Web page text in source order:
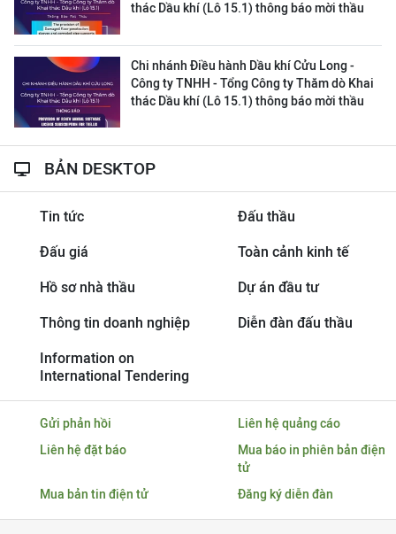
thác Dầu khí (Lô 15.1) thông báo mời thầu
Chi nhánh Điều hành Dầu khí Cửu Long -
Công ty TNHH - Tổng Công ty Thăm dò Khai
thác Dầu khí (Lô 15.1) thông báo mời thầu
BẢN DESKTOP
Tin tức Đấu thầu
Đấu giá Toàn cảnh kinh tế
Hồ sơ nhà thầu Dự án đầu tư
Thông tin doanh nghiệp Diễn đàn đấu thầu
Information on
International Tendering
Gửi phản hồi
Liên hệ quảng cáo
Liên hệ đặt báo
Mua báo in phiên bản điện
tử
Mua bản tin điện tử
Đăng ký diễn đàn